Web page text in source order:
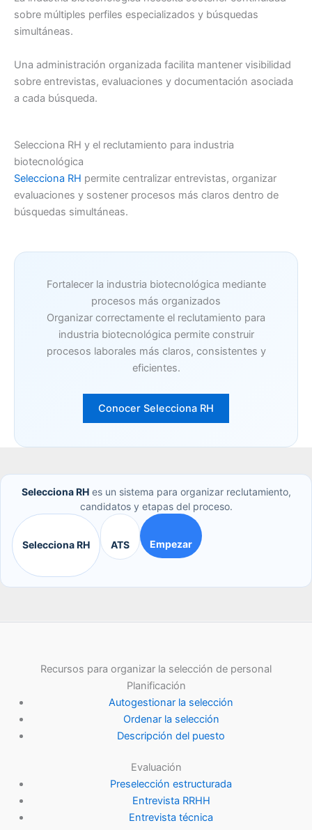
sobre múltiples perfiles especializados y búsquedas
simultáneas.
Una administración organizada facilita mantener visibilidad
sobre entrevistas, evaluaciones y documentación asociada
a cada búsqueda.
Selecciona RH y el reclutamiento para industria
biotecnológica
Selecciona RH permite centralizar entrevistas, organizar
evaluaciones y sostener procesos más claros dentro de
búsquedas simultáneas.
Fortalecer la industria biotecnológica mediante
procesos más organizados
Organizar correctamente el reclutamiento para
industria biotecnológica permite construir
procesos laborales más claros, consistentes y
eficientes.
Conocer Selecciona RH
Selecciona RHes un sistema para organizar reclutamiento,
candidatos y etapas del proceso.
Selecciona RH ATS Empezar
Recursos para organizar la selección de personal
Planificación
Autogestionar la selección
Ordenar la selección
Descripción del puesto
Evaluación
Preselección estructurada
Entrevista RRHH
Entrevista técnica